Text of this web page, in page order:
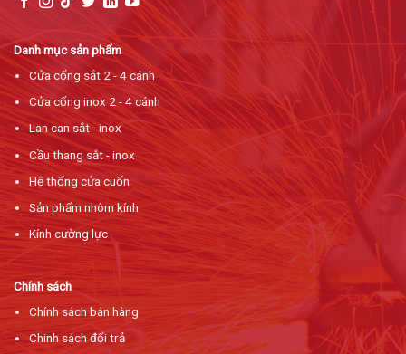
Danh mục sản phẩm
Cửa cổng sắt 2 - 4 cánh
Cửa cổng inox 2 - 4 cánh
Lan can sắt - inox
Cầu thang sắt - inox
Hệ thống cửa cuốn
Sản phẩm nhôm kính
Kính cường lực
Chính sách
Chính sách bán hàng
Chinh sách đổi trả